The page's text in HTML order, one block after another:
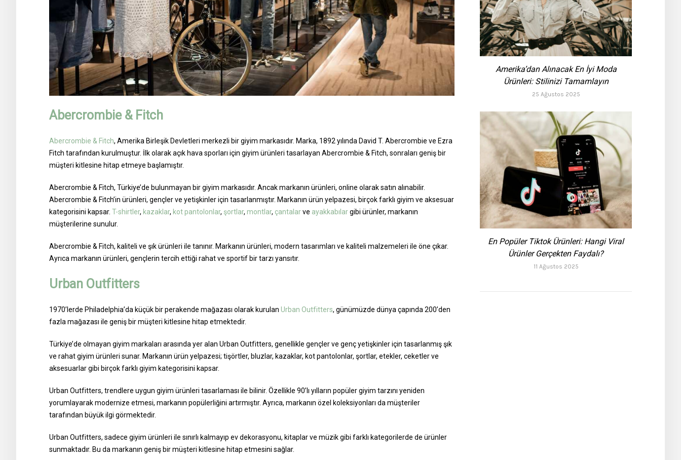
Abercrombie & Fitch
Abercrombie & Fitch, Amerika Birleşik Devletleri merkezli bir giyim markasıdır. Marka, 1892 yılında David T. Abercrombie ve Ezra
Fitch tarafından kurulmuştur. İlk olarak açık hava sporları için giyim ürünleri tasarlayan Abercrombie & Fitch, sonraları geniş bir
müşteri kitlesine hitap etmeye başlamıştır.
Abercrombie & Fitch, Türkiye’de bulunmayan bir giyim markasıdır. Ancak markanın ürünleri, online olarak satın alınabilir.
Abercrombie & Fitch’in ürünleri, gençler ve yetişkinler için tasarlanmıştır. Markanın ürün yelpazesi, birçok farklı giyim ve aksesuar
kategorisini kapsar. T-shirtler, kazaklar, kot pantolonlar, şortlar, montlar, çantalarve ayakkabılargibi ürünler, markanın
müşterilerine sunulur.
Abercrombie & Fitch, kaliteli ve şık ürünleri ile tanınır. Markanın ürünleri, modern tasarımları ve kaliteli malzemeleri ile öne çıkar.
Ayrıca markanın ürünleri, gençlerin tercih ettiği rahat ve sportif bir tarzı yansıtır.
Urban Outfitters
1970’lerde Philadelphia’da küçük bir perakende mağazası olarak kurulan Urban Outfitters, günümüzde dünya çapında 200’den
fazla mağazası ile geniş bir müşteri kitlesine hitap etmektedir.
Türkiye’de olmayan giyim markaları arasında yer alan Urban Outfitters, genellikle gençler ve genç yetişkinler için tasarlanmış şık
ve rahat giyim ürünleri sunar. Markanın ürün yelpazesi; tişörtler, bluzlar, kazaklar, kot pantolonlar, şortlar, etekler, ceketler ve
aksesuarlar gibi birçok farklı giyim kategorisini kapsar.
Urban Outfitters, trendlere uygun giyim ürünleri tasarlaması ile bilinir. Özellikle 90’lı yılların popüler giyim tarzını yeniden
yorumlayarak modernize etmesi, markanın popülerliğini artırmıştır. Ayrıca, markanın özel koleksiyonları da müşteriler
tarafından büyük ilgi görmektedir.
Urban Outfitters, sadece giyim ürünleri ile sınırlı kalmayıp ev dekorasyonu, kitaplar ve müzik gibi farklı kategorilerde de ürünler
sunmaktadır. Bu da markanın geniş bir müşteri kitlesine hitap etmesini sağlar.
Amerika’dan Alınacak En İyi Moda
Ürünleri: Stilinizi Tamamlayın
25 Ağustos 2025
En Popüler Tiktok Ürünleri: Hangi Viral
Ürünler Gerçekten Faydalı?
11 Ağustos 2025